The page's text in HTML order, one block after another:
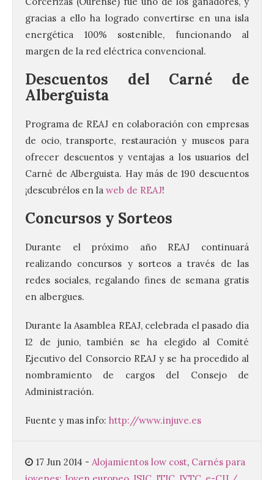
gracias a ello ha logrado convertirse en una isla
energética 100% sostenible, funcionando al
margen de la red eléctrica convencional.
Descuentos del Carné de
Alberguista
Programa de REAJ en colaboración con empresas
de ocio, transporte, restauración y museos para
ofrecer descuentos y ventajas a los usuarios del
Carné de Alberguista. Hay más de 190 descuentos
¡descubrélos en la web de REAJ!
Concursos y Sorteos
Durante el próximo año REAJ continuará
realizando concursos y sorteos a través de las
redes sociales, regalando fines de semana gratis
en albergues.
Durante la Asamblea REAJ, celebrada el pasado día
12 de junio, también se ha elegido al Comité
Ejecutivo del Consorcio REAJ y se ha procedido al
nombramiento de cargos del Consejo de
Administración.
Fuente y mas info: http://www.injuve.es
17 Jun 2014 - Alojamientos low cost, Carnés para
Ciclo “Mujeres en la
Peregrinación”, en
Benavides de Órbigo.
7 Ago 2026
Conferencia de Victorina
Presentación del Libro
de agosto, a las 20,00 horas, en el
auditorio de Benavides de […]